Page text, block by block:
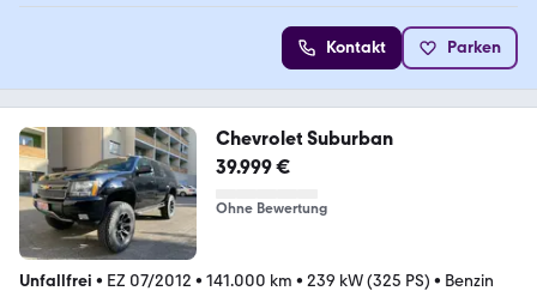
Kontakt Parken
Chevrolet Suburban
39.999 €
Ohne Bewertung
Unfallfrei • EZ 07/2012 • 141.000 km • 239 kW (325 PS) • Benzin